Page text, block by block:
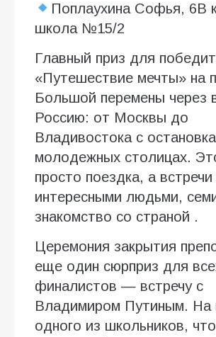
Поплаухина Софья, 6В
школа №15/2
Главный приз для
«Путешествие мечты» на
Большой перемены через
Россию: от Москвы до
Владивостока с
молодежных столицах.
просто поездка, а встречи
интересными людьми,
знакомство со страной .
Церемония закрытия
еще один сюрприз для
финалистов — встречу с
Владимиром Путиным. На
одного из школьников,